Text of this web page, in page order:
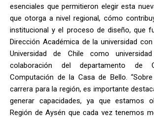
esenciales que permitieron elegir esta
que otorga a nivel regional, cómo
institucional y el proceso de diseño, que
Dirección Académica de la universidad
Universidad de Chile como
colaboración del departamento de
Computación de la Casa de Bello.
carrera para la región, es importante
generar capacidades, ya que estamos
Región de Aysén que cada vez tenemos